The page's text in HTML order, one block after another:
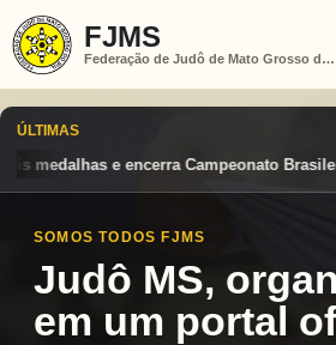
FJMS
Federação de Judô de Mato Grosso do Sul
ÚLTIMAS
Cadete 2026 entre os destaques
SOMOS TODOS FJMS
Judô MS,
em um portal